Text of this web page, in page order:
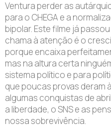
Ventura perder as
para o CHEGA e a
bipolar. Este filme já
chama à atenção é o
porque encaixa
mas na altura certa
sistema político e para
que poucas provas deram
algumas conquistas de
a liberdade, o SNS e as
nossa sobrevivência.